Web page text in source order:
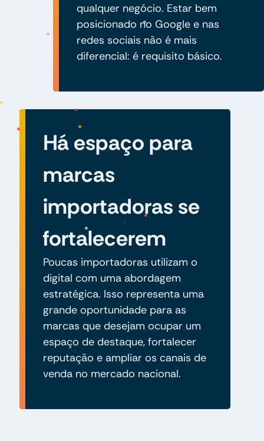
qualquer negócio. Estar bem
posicionado no Google e nas
redes sociais não é mais
diferencial: é requisito básico.
Há espaço para
marcas
importadoras se
fortalecerem
Poucas importadoras utilizam o
digital com uma abordagem
estratégica. Isso representa uma
grande oportunidade para as
marcas que desejam ocupar um
espaço de destaque, fortalecer
reputação e ampliar os canais de
venda no mercado nacional.